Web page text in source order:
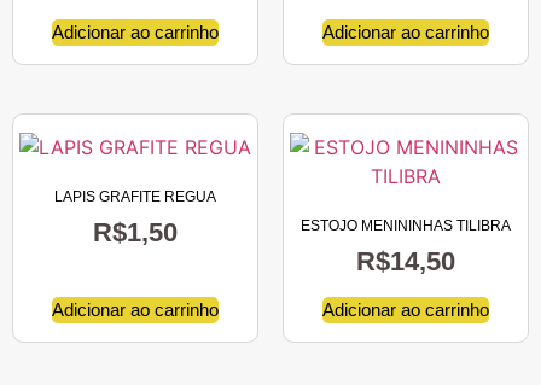
Adicionar ao carrinho Adicionar ao carrinho
LAPIS GRAFITE REGUA
R$1,50
Adicionar ao carrinho
ESTOJO MENININHAS TILIBRA
R$14,50
Adicionar ao carrinho